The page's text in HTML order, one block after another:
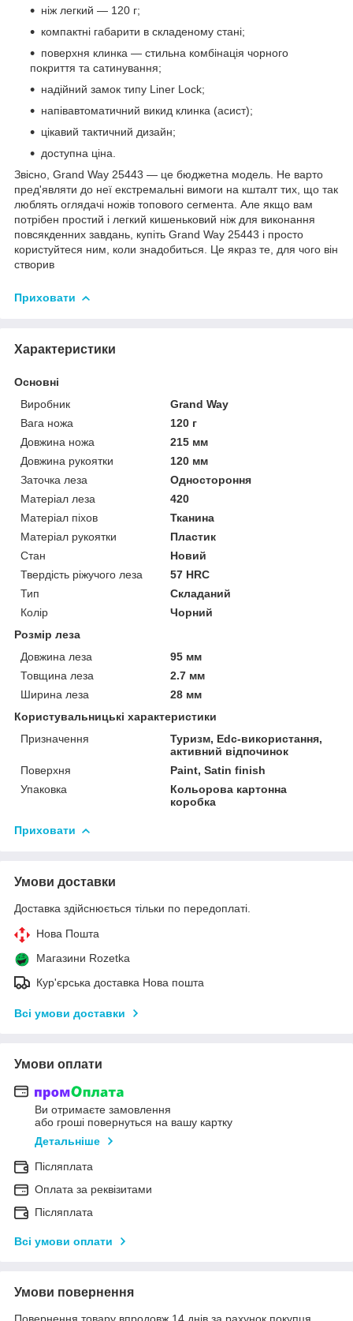
ніж легкий — 120 г;
компактні габарити в складеному стані;
поверхня клинка — стильна комбінація чорного
покриття та сатинування;
надійний замок типу Liner Lock;
напівавтоматичний викид клинка (асист);
цікавий тактичний дизайн;
доступна ціна.
Звісно, Grand Way 25443 — це бюджетна модель. Не варто
пред'являти до неї екстремальні вимоги на кшталт тих, що так
люблять оглядачі ножів топового сегмента. Але якщо вам
потрібен простий і легкий кишеньковий ніж для виконання
повсякденних завдань, купіть Grand Way 25443 і просто
користуйтеся ним, коли знадобиться. Це якраз те, для чого він
створив
Приховати
Характеристики
Основні
Виробник
Grand Way
Вага ножа
120 г
Довжина ножа
215 мм
Довжина рукоятки
120 мм
Заточка леза
Одностороння
Матеріал леза
420
Матеріал піхов
Тканина
Матеріал рукоятки
Пластик
Стан
Новий
Твердість ріжучого леза
57 HRC
Тип
Складаний
Колір
Чорний
Розмір леза
Довжина леза
95 мм
Товщина леза
2.7 мм
Ширина леза
28 мм
Користувальницькі характеристики
Призначення
Туризм, Edc-використання,
активний відпочинок
Поверхня
Paint, Satin finish
Упаковка
Кольорова картонна
коробка
Приховати
Умови доставки
Доставка здійснюється тільки по передоплаті.
Нова Пошта
Магазини Rozetka
Кур'єрська доставка Нова пошта
Всі умови доставки
Умови оплати
Ви отримаєте замовлення
або гроші повернуться на вашу картку
Детальніше
Післяплата
Оплата за реквізитами
Післяплата
Всі умови оплати
Умови повернення